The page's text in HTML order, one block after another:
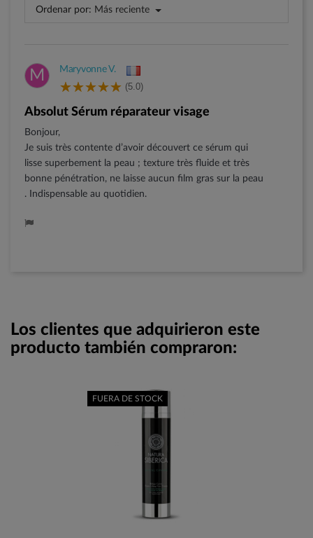
Ordenar por: Más reciente
M Maryvonne V.
(5.0)
Absolut Sérum réparateur visage
Bonjour,
Je suis très contente d’avoir découvert ce sérum qui
lisse superbement la peau ; texture très fluide et très
bonne pénétration, ne laisse aucun film gras sur la peau
. Indispensable au quotidien.
Los clientes que adquirieron este
producto también compraron:
FUERA DE STOCK